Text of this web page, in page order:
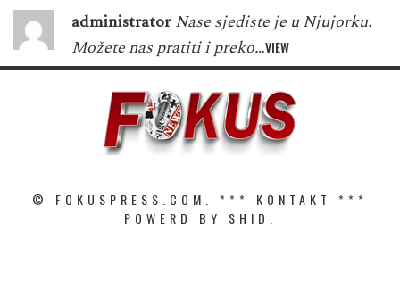
administrator Nase sjediste je u Njujorku.
Možete nas pratiti i preko…VIEW
© FOKUSPRESS.COM. *** KONTAKT
***
POWERD BY SHID.